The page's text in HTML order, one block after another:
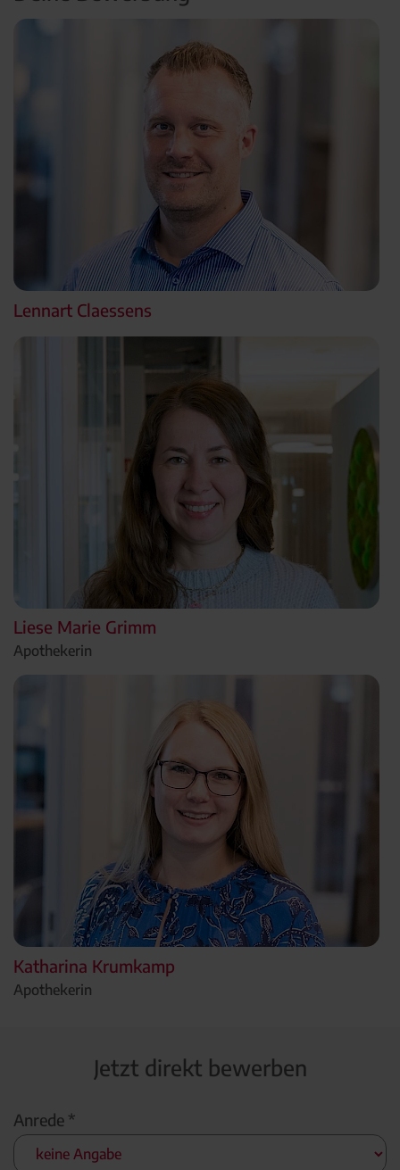
Lennart Claessens
Liese Marie Grimm
Apothekerin
Katharina Krumkamp
Apothekerin
Jetzt direkt bewerben
Anrede *